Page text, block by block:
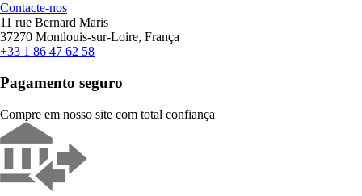
Contacte-nos
11 rue Bernard Maris
37270 Montlouis-sur-Loire, França
+33 1 86 47 62 58
Pagamento seguro
Compre em nosso site com total confiança